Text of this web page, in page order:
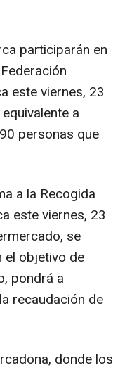
participarán en
este viernes, 23
a
personas que
a la Recogida
este viernes, 23
se
el objetivo de
pondrá a
recaudación de
donde los